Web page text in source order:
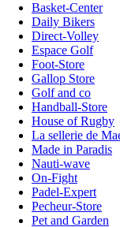
Basket-Center
Daily Bikers
Direct-Volley
Espace Golf
Foot-Store
Gallop Store
Golf and co
Handball-Store
House of Rugby
La sellerie de
Made in Paradis
Nauti-wave
On-Fight
Padel-Expert
Pecheur-Store
Pet and Garden